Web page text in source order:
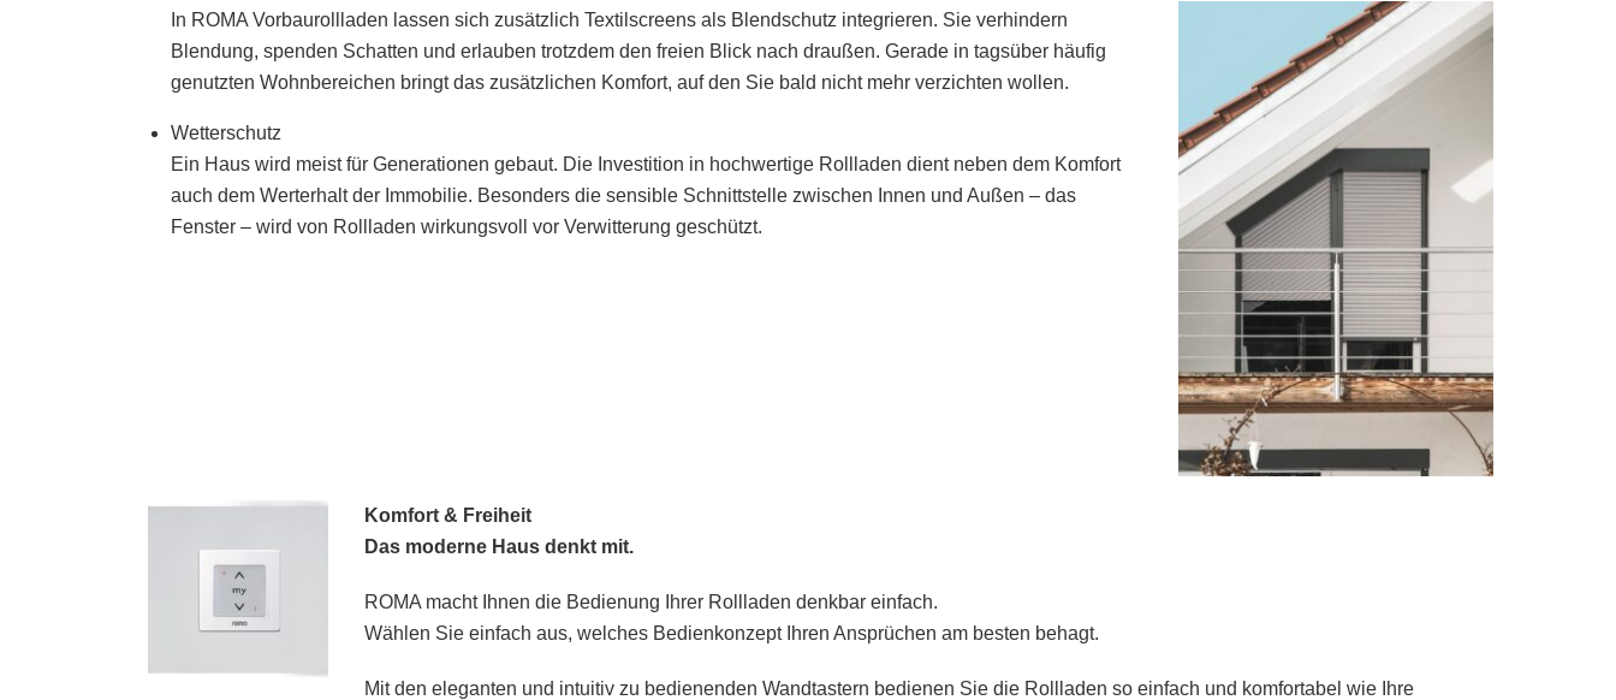
In ROMA Vorbaurollladen lassen sich zusätzlich Textilscreens als Blendschutz integrieren. Sie verhindern
Blendung, spenden Schatten und erlauben trotzdem den freien Blick nach draußen. Gerade in tagsüber häufig
genutzten Wohnbereichen bringt das zusätzlichen Komfort, auf den Sie bald nicht mehr verzichten wollen.
Wetterschutz
Ein Haus wird meist für Generationen gebaut. Die Investition in hochwertige Rollladen dient neben dem Komfort
auch dem Werterhalt der Immobilie. Besonders die sensible Schnittstelle zwischen Innen und Außen – das
Fenster – wird von Rollladen wirkungsvoll vor Verwitterung geschützt.
Komfort & Freiheit
Das moderne Haus denkt mit.
ROMA macht Ihnen die Bedienung Ihrer Rollladen denkbar einfach.
Wählen Sie einfach aus, welches Bedienkonzept Ihren Ansprüchen am besten behagt.
Mit den eleganten und intuitiv zu bedienenden Wandtastern bedienen Sie die Rollladen so einfach und komfortabel wie Ihre